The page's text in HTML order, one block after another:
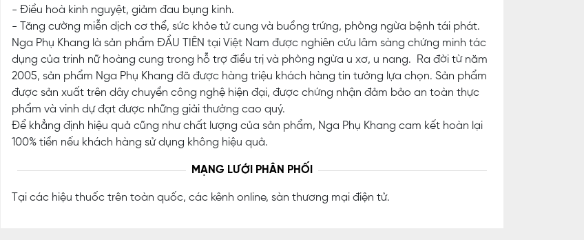
- Điều hoà kinh nguyệt, giảm đau bụng kinh.
- Tăng cường miễn dịch cơ thể, sức khỏe tử cung và buồng trứng, phòng ngừa bệnh tái phát.
Nga Phụ Khang là sản phẩm ĐẦU TIÊN tại Việt Nam được nghiên cứu lâm sàng chứng minh tác
dụng của trinh nữ hoàng cung trong hỗ trợ điều trị và phòng ngừa u xơ, u nang. Ra đời từ năm
2005, sản phẩm Nga Phụ Khang đã được hàng triệu khách hàng tin tưởng lựa chọn. Sản phẩm
được sản xuất trên dây chuyền công nghệ hiện đại, được chứng nhận đảm bảo an toàn thực
phẩm và vinh dự đạt được những giải thưởng cao quý.
Để khẳng định hiệu quả cũng như chất lượng của sản phẩm, Nga Phụ Khang cam kết hoàn lại
100% tiền nếu khách hàng sử dụng không hiệu quả.
MẠNG LƯỚI PHÂN PHỐI
Tại các hiệu thuốc trên toàn quốc, các kênh online, sàn thương mại điện tử.